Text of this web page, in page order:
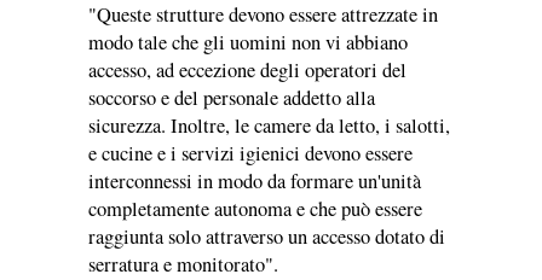
"Queste strutture devono essere attrezzate in
modo tale che gli uomini non vi abbiano
accesso, ad eccezione degli operatori del
soccorso e del personale addetto alla
sicurezza. Inoltre, le camere da letto, i salotti,
e cucine e i servizi igienici devono essere
interconnessi in modo da formare un'unità
completamente autonoma e che può essere
raggiunta solo attraverso un accesso dotato di
serratura e monitorato".